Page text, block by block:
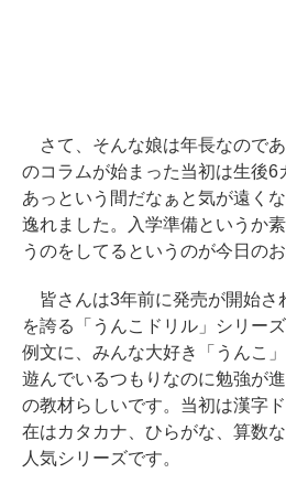
さて、そんな娘は年長なので
のコラムが始まった当初は生後6
あっという間だなぁと気が遠く
逸れました。入学準備というか
うのをしてるというのが今日のお
皆さんは3年前に発売が開始さ
を誇る「うんこドリル」シリー
例文に、みんな大好き「うんこ
遊んでいるつもりなのに勉強が
の教材らしいです。当初は漢字
在はカタカナ、ひらがな、算数
人気シリーズです。